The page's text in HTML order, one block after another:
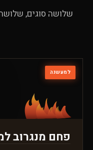
שלושה סוגים,
למעשנה
פחם מנגרוב